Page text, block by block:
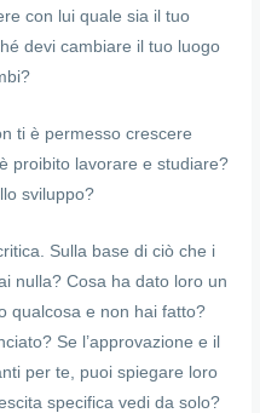
con lui quale sia il tuo
devi cambiare il tuo luogo
ti è permesso crescere
proibito lavorare e studiare?
sviluppo?
Sulla base di ciò che i
nulla? Cosa ha dato loro un
qualcosa e non hai fatto?
Se l’approvazione e il
per te, puoi spiegare loro
specifica vedi da solo?